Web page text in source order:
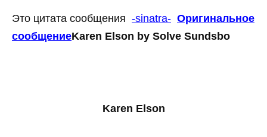
Это цитата сообщения -sinatra- Оригинальное
сообщениеKaren Elson by Solve Sundsbo
Karen Elson